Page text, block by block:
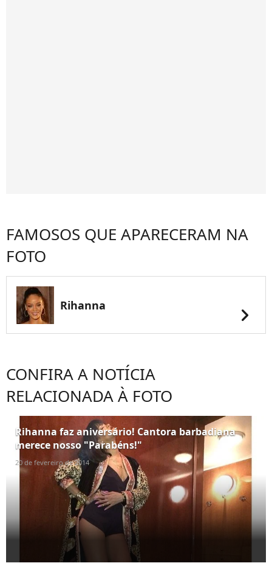
FAMOSOS QUE APARECERAM NA
FOTO
Rihanna chevron_right
CONFIRA A NOTÍCIA
RELACIONADA À FOTO
Rihanna faz aniversário! Cantora barbadiana
merece nosso "Parabéns!"
20 de fevereiro de 2014